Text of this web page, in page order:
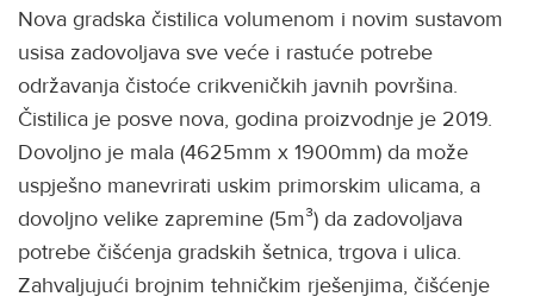
Nova gradska čistilica volumenom i novim sustavom
usisa zadovoljava sve veće i rastuće potrebe
održavanja čistoće crikveničkih javnih površina.
Čistilica je posve nova, godina proizvodnje je 2019.
Dovoljno je mala (4625mm x 1900mm) da može
uspješno manevrirati uskim primorskim ulicama, a
dovoljno velike zapremine (5m³) da zadovoljava
potrebe čišćenja gradskih šetnica, trgova i ulica.
Zahvaljujući brojnim tehničkim rješenjima, čišćenje